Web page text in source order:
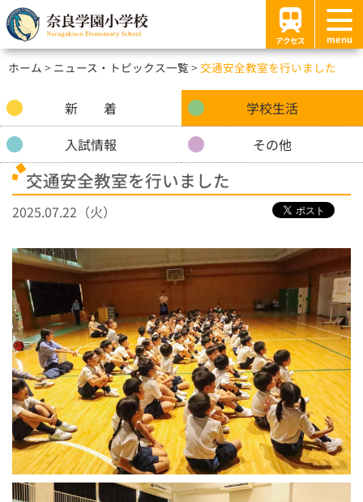
アクセス menu
ホーム ニュース・トピックス一覧 交通安全教室を行いました
新 着
学校生活
入試情報
その他
交通安全教室を行いました
2025.07.22（火）